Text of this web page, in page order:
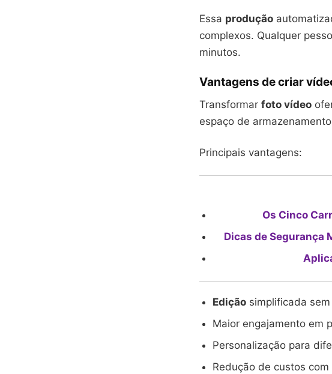
Essa produção
complexos. Qualquer
minutos.
Vantagens de criar
Transformar foto vídeo
espaço de
Principais vantagens:
Os Cinco
Dicas de Segurança
Edição simplificada
Maior engajamento em
Personalização para
Redução de custos